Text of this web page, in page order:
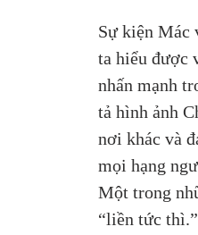
Sự kiện Mác
ta hiểu được
nhấn mạnh
tả hình ảnh
nơi khác và
mọi hạng
Một trong
“liền tức